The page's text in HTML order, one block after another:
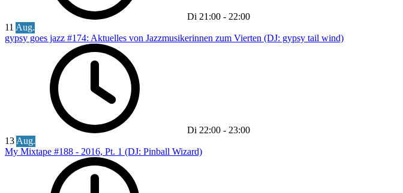
Di 21:00 - 22:00
11 Aug.
gypsy goes jazz #174: Aktuelles von Jazzmusikerinnen zum Vierten (DJ: gypsy tail wind)
Di 22:00 - 23:00
13 Aug.
My Mixtape #188 - 2016, Pt. 1 (DJ: Pinball Wizard)